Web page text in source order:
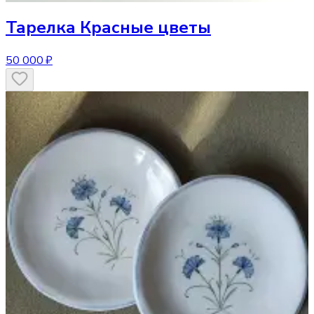
Тарелка Красные цветы
50 000 ₽